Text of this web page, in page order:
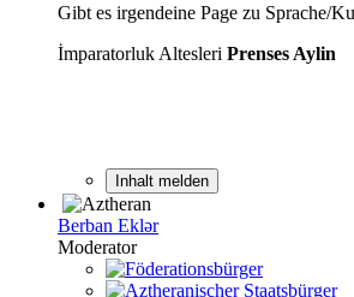
Gibt es irgendeine Page zu Sprache/
İmparatorluk Altesleri Prenses Aylin
Inhalt melden
Berban Eklər
Moderator